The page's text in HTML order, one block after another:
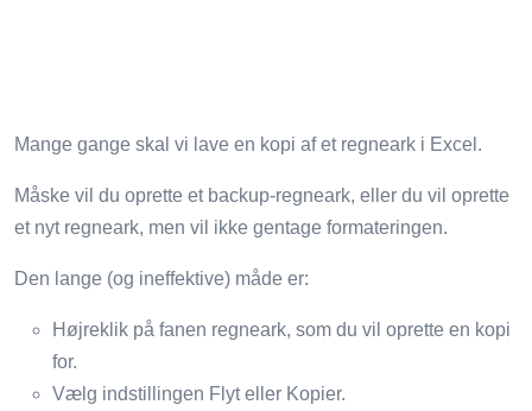
Mange gange skal vi lave en kopi af et regneark i Excel.
Måske vil du oprette et backup-regneark, eller du vil oprette
et nyt regneark, men vil ikke gentage formateringen.
Den lange (og ineffektive) måde er:
Højreklik på fanen regneark, som du vil oprette en kopi
for.
Vælg indstillingen Flyt eller Kopier.